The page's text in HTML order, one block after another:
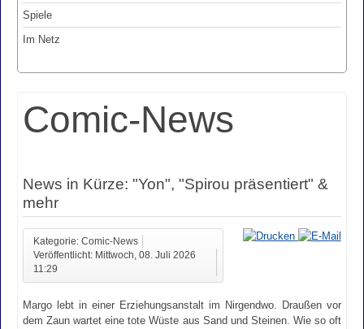
Spiele
Im Netz
Comic-News
News in Kürze: "Yon", "Spirou präsentiert" &
mehr
Kategorie: Comic-News
Veröffentlicht: Mittwoch, 08. Juli 2026
11:29
Margo lebt in einer Erziehungsanstalt im Nirgendwo. Draußen vor
dem Zaun wartet eine tote Wüste aus Sand und Steinen. Wie so oft